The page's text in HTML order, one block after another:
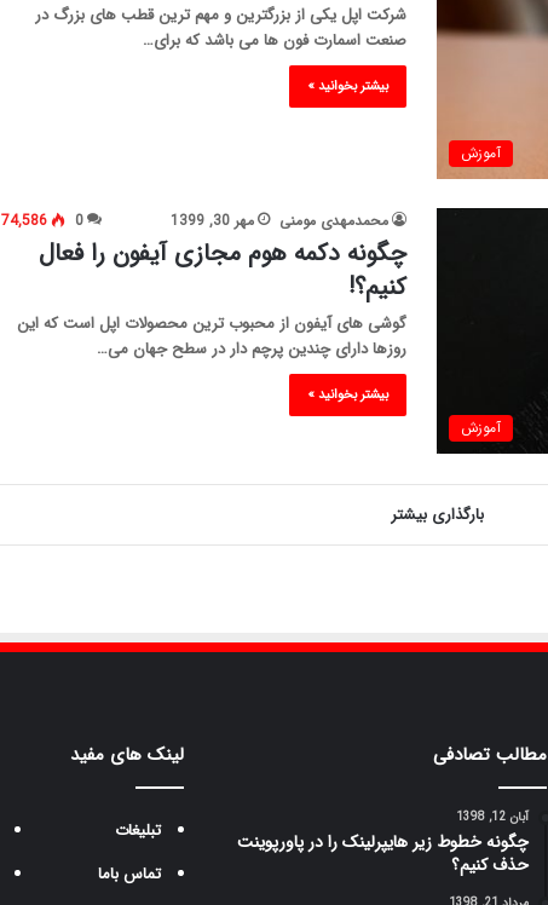
آموزش
شرکت اپل یکی از بزرگترین و مهم ترین قطب های بزرگ در
صنعت اسمارت فون ها می باشد که برای…
بیشتر بخوانید »
آموزش
محمدمهدی مومنی مهر 30, 1399 0
74,586
چگونه دکمه هوم مجازی آیفون را فعال
کنیم؟!
گوشی های آیفون از محبوب ترین محصولات اپل است که این
روزها دارای چندین پرچم دار در سطح جهان می…
بیشتر بخوانید »
بارگذاری بیشتر
مطالب تصادفی
آبان 12, 1398
چگونه خطوط زیر هایپرلینک را در پاورپوینت
حذف کنیم؟
لینک های مفید
تبلیغات
تماس باما